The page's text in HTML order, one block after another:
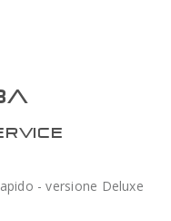
- versione Deluxe